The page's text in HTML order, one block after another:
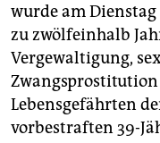
genossenschaft
epaper login
wurde am
zu zwölfeinhalb
Vergewaltigung,
Zwangsprostitution
Lebensgefährten
vorbestraften 39-